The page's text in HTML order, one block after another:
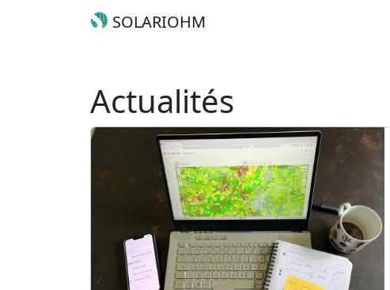
SOLARIOHM
Actualités